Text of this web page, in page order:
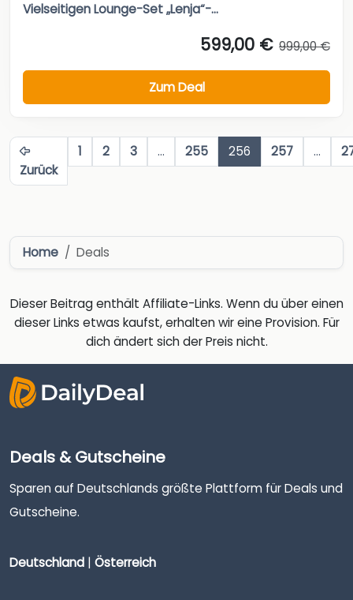
Vielseitigen Lounge-Set „Lenja“-...
599,00 € 999,00 €
Zum Deal
Zurück
1 2 3 … 255 256 257 …
Home Deals
Dieser Beitrag enthält Affiliate-Links. Wenn du über einen
dieser Links etwas kaufst, erhalten wir eine Provision. Für
dich ändert sich der Preis nicht.
Deals & Gutscheine
Sparen auf Deutschlands größte Plattform für Deals und
Gutscheine.
Deutschland | Österreich